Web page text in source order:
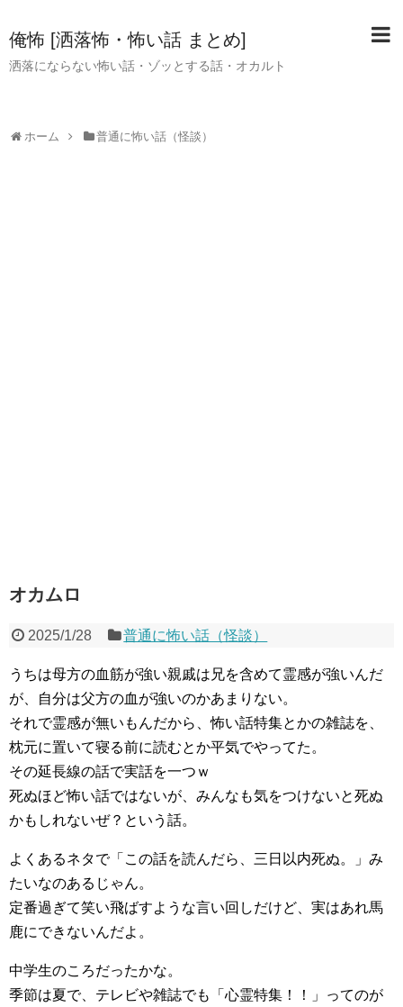
俺怖 [洒落怖・怖い話 まとめ]
洒落にならない怖い話・ゾッとする話・オカルト
ホーム 普通に怖い話（怪談）
オカムロ
2025/1/28 普通に怖い話（怪談）
うちは母方の血筋が強い親戚は兄を含めて霊感が強いんだ
が、自分は父方の血が強いのかあまりない。
それで霊感が無いもんだから、怖い話特集とかの雑誌を、
枕元に置いて寝る前に読むとか平気でやってた。
その延長線の話で実話を一つｗ
死ぬほど怖い話ではないが、みんなも気をつけないと死ぬ
かもしれないぜ？という話。
よくあるネタで「この話を読んだら、三日以内死ぬ。」み
たいなのあるじゃん。
定番過ぎて笑い飛ばすような言い回しだけど、実はあれ馬
鹿にできないんだよ。
中学生のころだったかな。
季節は夏で、テレビや雑誌でも「心霊特集！！」ってのが